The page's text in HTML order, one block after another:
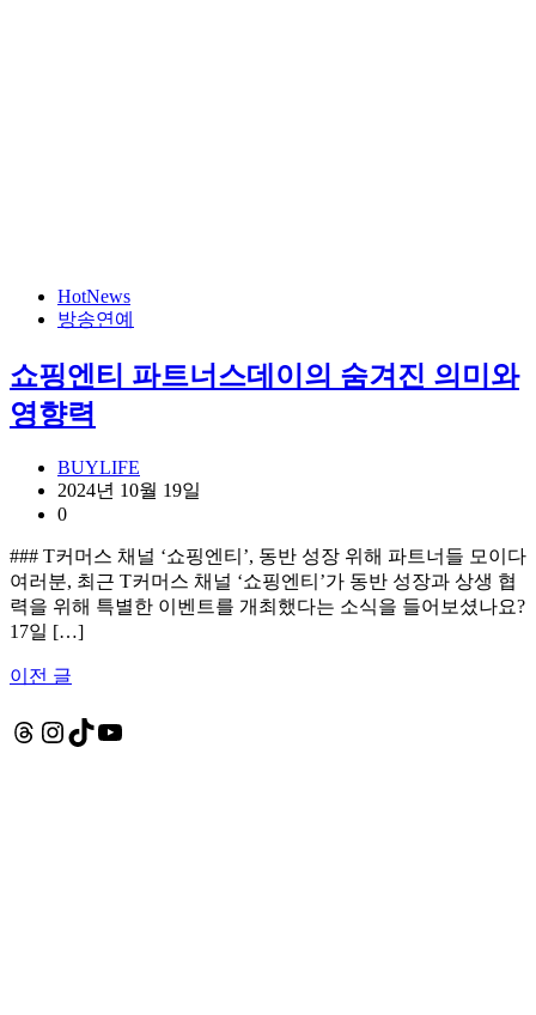
HotNews
방송연예
쇼핑엔티 파트너스데이의 숨겨진 의미와
영향력
BUYLIFE
2024년 10월 19일
0
### T커머스 채널 ‘쇼핑엔티’, 동반 성장 위해 파트너들 모이다
여러분, 최근 T커머스 채널 ‘쇼핑엔티’가 동반 성장과 상생 협
력을 위해 특별한 이벤트를 개최했다는 소식을 들어보셨나요?
17일 […]
글
탐
이전 글
Threads
Instagram
TikTok
YouTube